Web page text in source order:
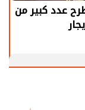
عدد كبير من